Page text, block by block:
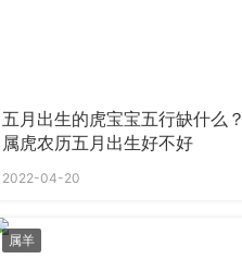
五月出生的虎宝宝五行缺什么？
属虎农历五月出生好不好
2022-04-20
属羊